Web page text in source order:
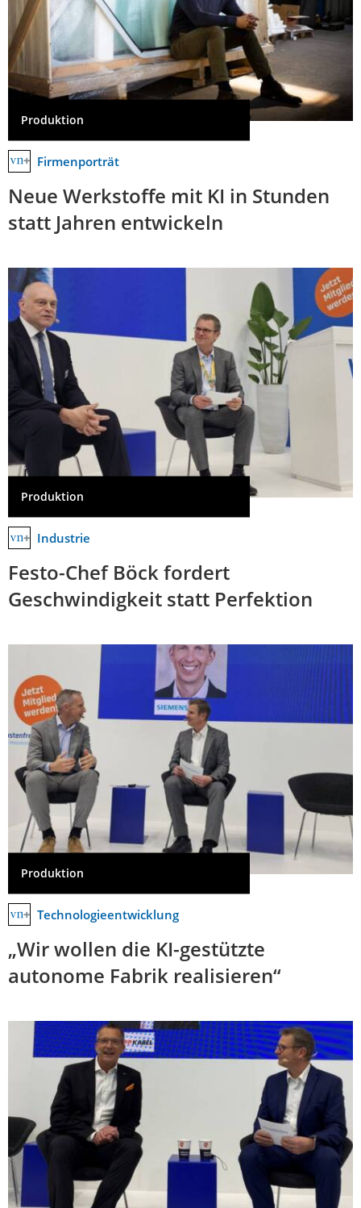
Produktion
Firmenporträt
Neue Werkstoffe mit KI in Stunden
statt Jahren entwickeln
Produktion
Industrie
Festo-Chef Böck fordert
Geschwindigkeit statt Perfektion
Produktion
Technologieentwicklung
„Wir wollen die KI-gestützte
autonome Fabrik realisieren“